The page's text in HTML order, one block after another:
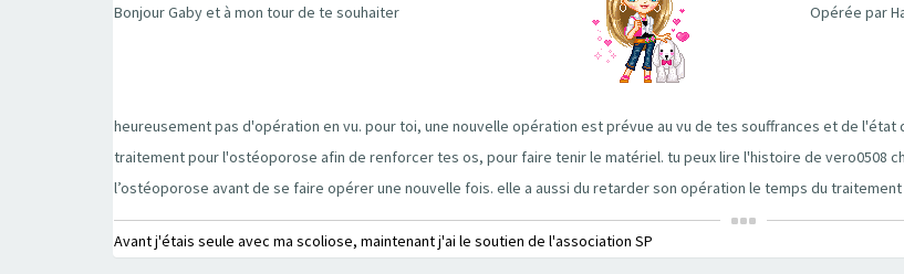
Bonjour Gaby et à mon tour de te souhaiter Opérée par
heureusement pas d'opération en vu. pour toi, une nouvelle opération est prévue au vu de tes souffrances et de
traitement pour l'ostéoporose afin de renforcer tes os, pour faire tenir le matériel. tu peux lire l'histoire de vero0508
l’ostéoporose avant de se faire opérer une nouvelle fois. elle a aussi du retarder son opération le temps du
Avant j'étais seule avec ma scoliose, maintenant j'ai le soutien de l'association SP